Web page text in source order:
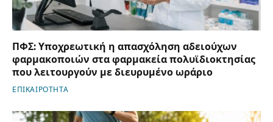
ΠΦΣ: Υποχρεωτική η απασχόληση αδειούχων
φαρμακοποιών στα φαρμακεία πολυϊδιοκτησίας
που λειτουργούν με διευρυμένο ωράριο
ΕΠΙΚΑΙΡΟΤΗΤΑ